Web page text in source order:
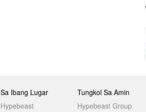
Sa Ibang Lugar
Hypebeast
Tungkol Sa Amin
Hypebeast Group